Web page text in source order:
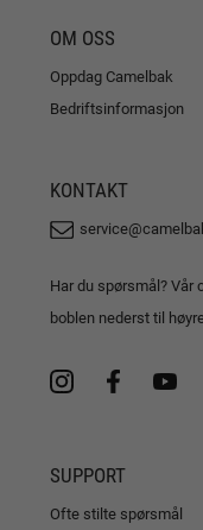
OM OSS
Oppdag Camelbak
Bedriftsinformasjon
KONTAKT
Har du spørsmål? Vår
boblen nederst til
SUPPORT
Ofte stilte spørsmål